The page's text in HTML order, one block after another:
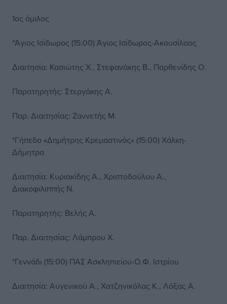
1ος όμιλος
*Άγιος Ισίδωρος (15:00) Άγιος Ισίδωρος-Ακουσίλαος
Διαιτησία: Κασιώτης Χ., Στεφανάκης Β., Παρθενίδης Ο.
Παρατηρητής: Στεργάκης Α.
Παρ. Διαιτησίας: Ζαννετής Μ.
*Γήπεδο «Δημήτρης Κρεμαστινός» (15:00) Χάλκη-
Δήμητρα
Διαιτησία: Κυριακίδης Α., Χριστοδούλου Α.,
Διακοφιλιππής Ν.
Παρατηρητής: Βελής Α.
Παρ. Διαιτησίας: Λάμπρου Χ.
*Γεννάδι (15:00) ΠΑΣ Ασκληπιείου-Ο.Φ. Ιστρίου
Διαιτησία: Αυγενικού Α., Χατζηνικόλας Κ., Λόξας Α.